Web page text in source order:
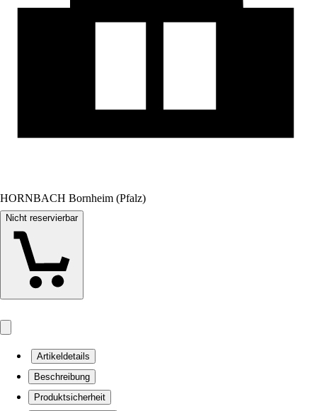
HORNBACH Bornheim (Pfalz)
Nicht reservierbar
Artikeldetails
Beschreibung
Produktsicherheit